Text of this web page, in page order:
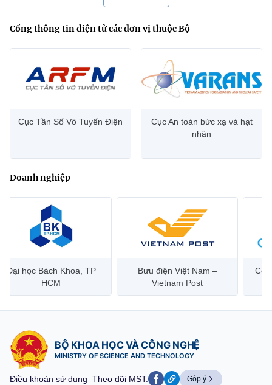
Cổng thông tin điện tử các đơn vị thuộc Bộ
Cục Tần Số Vô Tuyến Điện
Cục An toàn bức xạ và hạt
nhân
Doanh nghiệp
Bưu điện Việt Nam –
Vietnam Post
Công ty Cổ phần Hạ tầng
Viễn Thông CMC
BỘ KHOA HỌC VÀ CÔNG NGHỆ
MINISTRY OF SCIENCE AND TECHNOLOGY
Điều khoản sử dụng Theo dõi MST: Góp ý